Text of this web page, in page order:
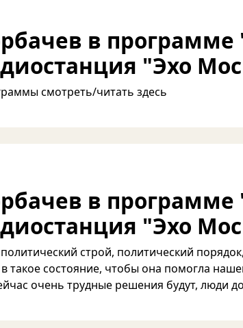
в
"Эхо
смотреть/читать здесь
в
"Эхо
строй, политический
такое состояние, чтобы она помогла
очень трудные решения будут, люди